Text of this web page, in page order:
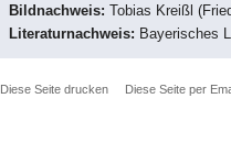
Bildnachweis: Tobias Kreißl
Literaturnachweis: Bayerisches
Diese Seite drucken Diese Seite per